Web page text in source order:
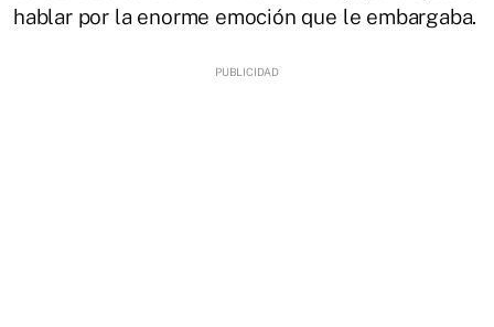
hablar por la enorme emoción que le embargaba.